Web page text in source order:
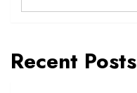
Recent Posts